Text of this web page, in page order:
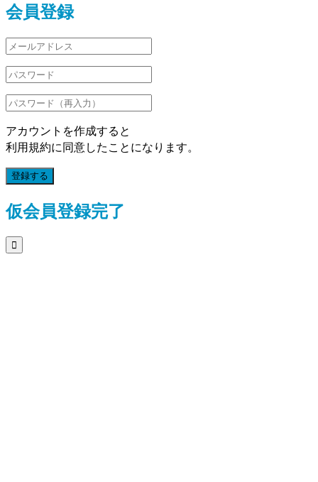
会員登録
アカウントを作成すると
利用規約に同意したことになります。
登録する
仮会員登録完了
